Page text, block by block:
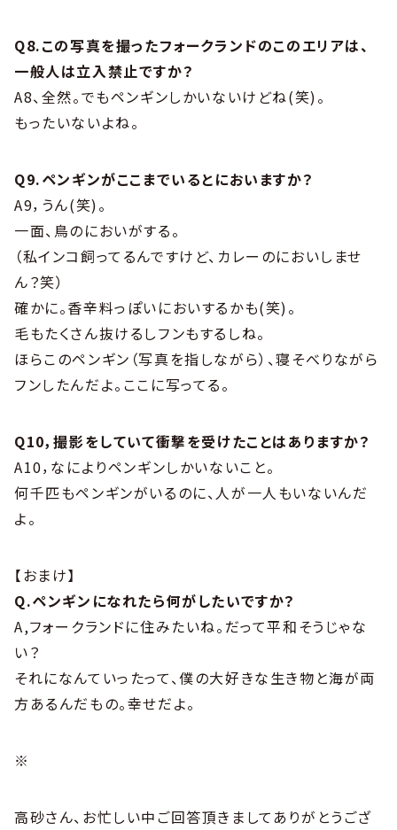
Q8.この写真を撮ったフォークランドのこのエリアは、
一般人は立入禁止ですか？
A8、全然。でもペンギンしかいないけどね(笑)。
もったいないよね。
Q9.ペンギンがここまでいるとにおいますか？
A9，うん(笑)。
一面、鳥のにおいがする。
（私インコ飼ってるんですけど、カレーのにおいしませ
ん？笑）
確かに。香辛料っぽいにおいするかも(笑)。
毛もたくさん抜けるしフンもするしね。
ほらこのペンギン（写真を指しながら）、寝そべりながら
フンしたんだよ。ここに写ってる。
Q10，撮影をしていて衝撃を受けたことはありますか？
A10，なによりペンギンしかいないこと。
何千匹もペンギンがいるのに、人が一人もいないんだ
よ。
【おまけ】
Q.ペンギンになれたら何がしたいですか？
A,フォークランドに住みたいね。だって平和そうじゃな
い？
それになんていったって、僕の大好きな生き物と海が両
方あるんだもの。幸せだよ。
※
高砂さん、お忙しい中ご回答頂きましてありがとうござ